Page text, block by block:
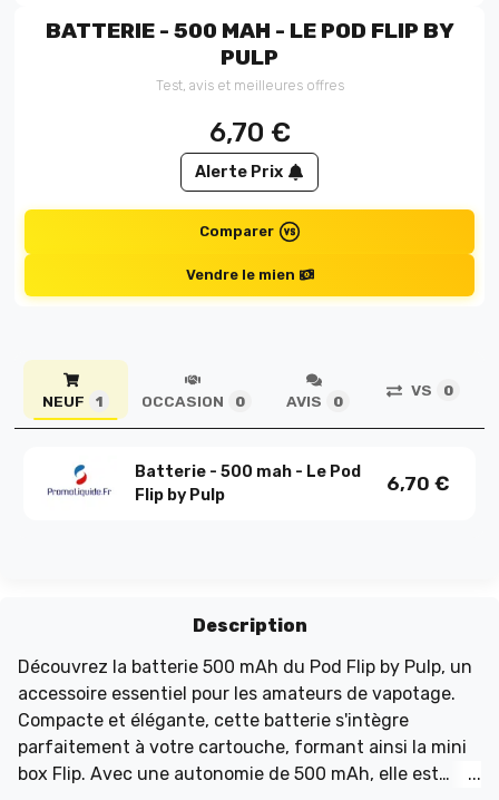
BATTERIE - 500 MAH - LE POD FLIP BY
PULP
Test, avis et meilleures offres
6,70 €
Alerte Prix
Comparer
Vendre le mien
NEUF 1 OCCASION 0 AVIS 0
VS 0
Batterie - 500 mah - Le Pod
Flip by Pulp
6,70 €
Description
Découvrez la batterie 500 mAh du Pod Flip by Pulp, un
accessoire essentiel pour les amateurs de vapotage.
Compacte et élégante, cette batterie s'intègre
parfaitement à votre cartouche, formant ainsi la mini
box Flip. Avec une autonomie de 500 mAh, elle est